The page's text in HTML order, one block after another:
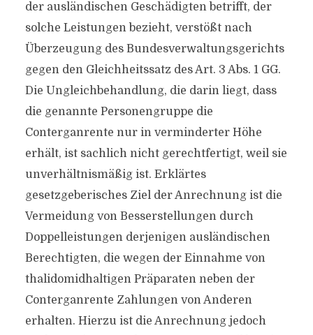
der ausländischen Geschädigten betrifft, der
solche Leistungen bezieht, verstößt nach
Überzeugung des Bundesverwaltungsgerichts
gegen den Gleichheitssatz des Art. 3 Abs. 1 GG.
Die Ungleichbehandlung, die darin liegt, dass
die genannte Personengruppe die
Conterganrente nur in verminderter Höhe
erhält, ist sachlich nicht gerechtfertigt, weil sie
unverhältnismäßig ist. Erklärtes
gesetzgeberisches Ziel der Anrechnung ist die
Vermeidung von Besserstellungen durch
Doppelleistungen derjenigen ausländischen
Berechtigten, die wegen der Einnahme von
thalidomidhaltigen Präparaten neben der
Conterganrente Zahlungen von Anderen
erhalten. Hierzu ist die Anrechnung jedoch